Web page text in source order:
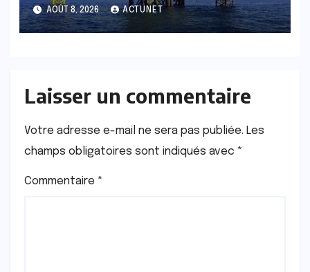
AOÛT 8, 2026 ACTUNET
Laisser un commentaire
Votre adresse e-mail ne sera pas publiée. Les
champs obligatoires sont indiqués avec *
Commentaire *